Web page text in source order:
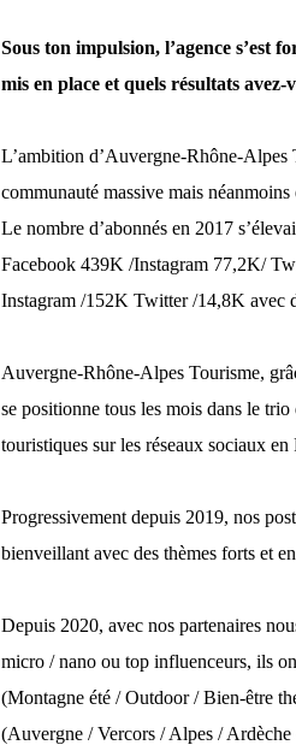
Sous ton impulsion, l’agence s’est
mis en place et quels résultats avez-
L’ambition d’Auvergne-Rhône-Alpes
communauté massive mais
Le nombre d’abonnés en 2017
Facebook 439K /Instagram 77,2K/
Instagram /152K Twitter /14,8K avec
Auvergne-Rhône-Alpes Tourisme,
se positionne tous les mois dans le
touristiques sur les réseaux sociaux
Progressivement depuis 2019, nos
bienveillant avec des thèmes forts et
Depuis 2020, avec nos partenaires
micro / nano ou top influenceurs, ils
(Montagne été / Outdoor / Bien-être
(Auvergne / Vercors / Alpes /